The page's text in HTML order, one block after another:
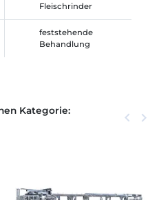
Fleischrinder
feststehende
Behandlung
Kategorie: Zurück
keyboard_arrow_left keyboard_arrow_right